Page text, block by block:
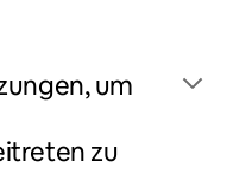
um
zu